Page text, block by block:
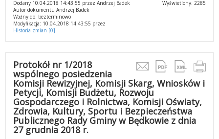
Wyświetlony: 2285
Dodany 10.04.2018 14:43:55 przez Andrzej Badek
Autor dokumentu Andrzej Badek
Ważny do: bezterminowo
Modyfikacja: 10.04.2018 14:43:55 przez
Historia zmian [0]
Protokół nr 1/2018
wspólnego posiedzenia
Komisji Rewizyjnej, Komisji Skarg, Wniosków i
Petycji, Komisji Budżetu, Rozwoju
Gospodarczego i Rolnictwa, Komisji Oświaty,
Zdrowia, Kultury, Sportu i Bezpieczeństwa
Publicznego Rady Gminy w Będkowie z dnia
27 grudnia 2018 r.